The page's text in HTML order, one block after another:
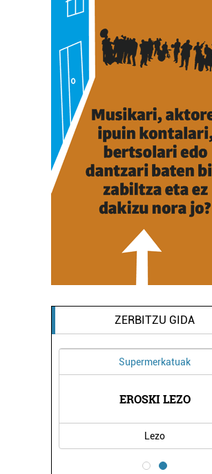
ZERBITZU GIDA
Supermerkatuak
EROSKI LEZO
Lezo